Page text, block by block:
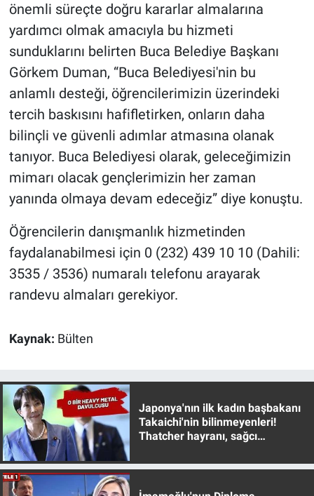
önemli süreçte doğru kararlar almalarına
yardımcı olmak amacıyla bu hizmeti
sunduklarını belirten Buca Belediye Başkanı
Görkem Duman, “Buca Belediyesi'nin bu
anlamlı desteği, öğrencilerimizin üzerindeki
tercih baskısını hafifletirken, onların daha
bilinçli ve güvenli adımlar atmasına olanak
tanıyor. Buca Belediyesi olarak, geleceğimizin
mimarı olacak gençlerimizin her zaman
yanında olmaya devam edeceğiz” diye konuştu.
Öğrencilerin danışmanlık hizmetinden
faydalanabilmesi için 0 (232) 439 10 10 (Dahili:
3535 / 3536) numaralı telefonu arayarak
randevu almaları gerekiyor.
Kaynak: Bülten
Japonya'nın ilk kadın başbakanı
Takaichi'nin bilinmeyenleri!
Thatcher hayranı, sağcı
Spor
Teknoloji
Türkiye'nin Geleceği
Türkiye'nin Gündemi
Yerel Gündem
Yerel Yaşam
Canlı Yayın